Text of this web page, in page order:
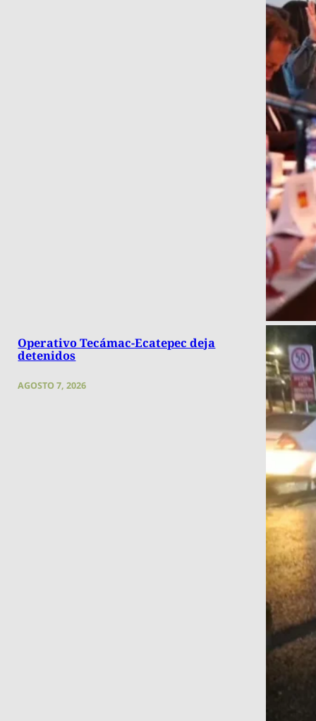
Operativo Tecámac-Ecatepec deja
detenidos
AGOSTO 7, 2026